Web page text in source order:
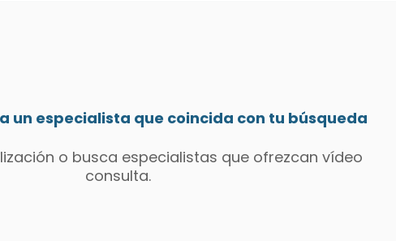
un especialista que coincida con tu búsqueda
o busca especialistas que ofrezcan vídeo
consulta.